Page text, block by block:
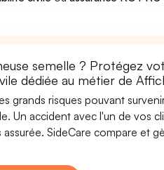
semelle ? Protégez
dédiée au métier de
grands risques pouvant
Un accident avec l'un de vos
SideCare compare et